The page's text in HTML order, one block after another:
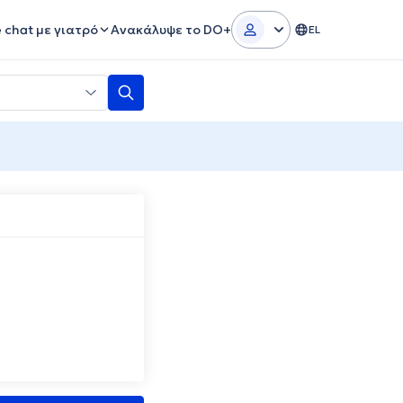
chat με γιατρό Ανακάλυψε το DO+ EL